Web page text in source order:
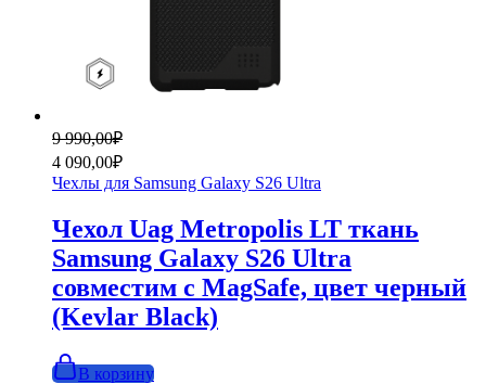
9 990,00₽
Первоначальная
цена
составляла
9
4 090,00₽
Текущая
цена:
4
090,00₽.
Чехлы для Samsung Galaxy S26 Ultra
Чехол Uag Metropolis LT ткань
Samsung Galaxy S26 Ultra
совместим с MagSafe, цвет черный
(Kevlar Black)
В корзину